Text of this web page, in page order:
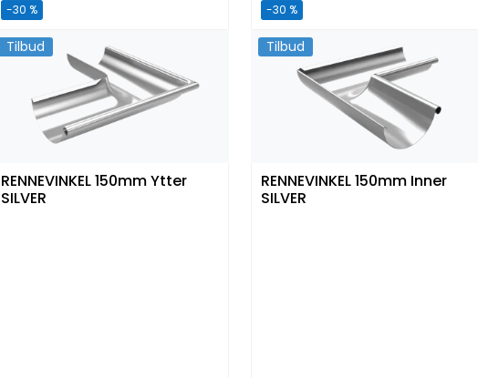
-30 % -30 %
Tilbud
RENNEVINKEL 150mm Ytter
SILVER
Tilbud
RENNEVINKEL 150mm Inner
SILVER